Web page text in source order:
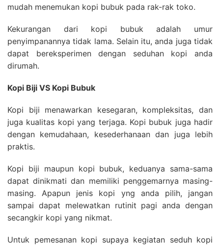
mudah menemukan kopi bubuk pada rak-rak toko.
Kekurangan dari kopi bubuk adalah umur
penyimpanannya tidak lama. Selain itu, anda juga tidak
dapat bereksperimen dengan seduhan kopi anda
dirumah.
Kopi Biji VS Kopi Bubuk
Kopi biji menawarkan kesegaran, kompleksitas, dan
juga kualitas kopi yang terjaga. Kopi bubuk juga hadir
dengan kemudahaan, kesederhanaan dan juga lebih
praktis.
Kopi biji maupun kopi bubuk, keduanya sama-sama
dapat dinikmati dan memiliki penggemarnya masing-
masing. Apapun jenis kopi yng anda pilih, jangan
sampai dapat melewatkan rutinit pagi anda dengan
secangkir kopi yang nikmat.
Untuk pemesanan kopi supaya kegiatan seduh kopi